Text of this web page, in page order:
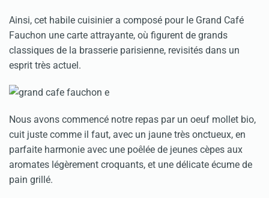
Ainsi, cet habile cuisinier a composé pour le Grand Café
Fauchon une carte attrayante, où figurent de grands
classiques de la brasserie parisienne, revisités dans un
esprit très actuel.
Nous avons commencé notre repas par un oeuf mollet bio,
cuit juste comme il faut, avec un jaune très onctueux, en
parfaite harmonie avec une poêlée de jeunes cèpes aux
aromates légèrement croquants, et une délicate écume de
pain grillé.